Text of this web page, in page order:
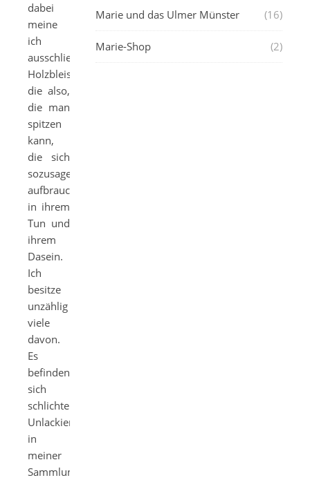
dabei
meine
ich
ausschließlich
Holzbleistifte,
die also,
die man
spitzen
kann,
die sich
sozusagen
aufbrauchen
in ihrem
Tun und
ihrem
Dasein.
Ich
besitze
unzählig
viele
davon.
Es
befinden
sich
schlichte
Unlackierte
in
meiner
Sammlung,
Marie und das Ulmer Münster (16)
Marie-Shop (2)